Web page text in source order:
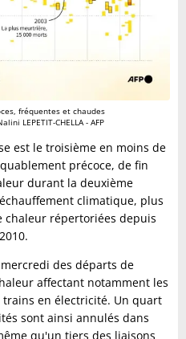
fréquentes et chaudes
LEPETIT-CHELLA - AFP
est le troisième en moins de
précoce, de fin
durant la deuxième
climatique, plus
chaleur répertoriées depuis
des départs de
affectant notamment les
en électricité. Un quart
sont ainsi annulés dans
qu'un tiers des liaisons